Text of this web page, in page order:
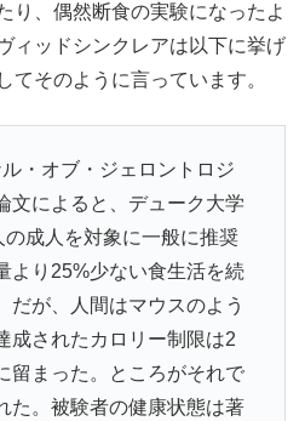
り、偶然断食の実験になったよ
ィッドシンクレアは以下に挙げ
てそのように言っています。
・オブ・ジェロントロジ
文によると、デューク大学
成人を対象に一般に推奨
より25%少ない食生活を続
だが、人間はマウスのよう
成されたカロリー制限は2
留まった。ところがそれで
た。被験者の健康状態は著